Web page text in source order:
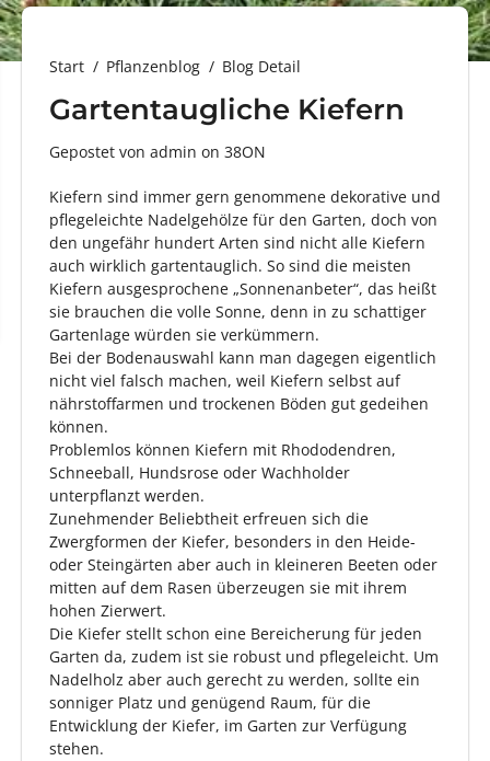
Start Pflanzenblog Blog Detail
Gartentaugliche Kiefern
Gepostet von admin on 38ON
Kiefern sind immer gern genommene dekorative und
pflegeleichte Nadelgehölze für den Garten, doch von
den ungefähr hundert Arten sind nicht alle Kiefern
auch wirklich gartentauglich. So sind die meisten
Kiefern ausgesprochene „Sonnenanbeter“, das heißt
sie brauchen die volle Sonne, denn in zu schattiger
Gartenlage würden sie verkümmern.
Bei der Bodenauswahl kann man dagegen eigentlich
nicht viel falsch machen, weil Kiefern selbst auf
nährstoffarmen und trockenen Böden gut gedeihen
können.
Problemlos können Kiefern mit Rhododendren,
Schneeball, Hundsrose oder Wachholder
unterpflanzt werden.
Zunehmender Beliebtheit erfreuen sich die
Zwergformen der Kiefer, besonders in den Heide-
oder Steingärten aber auch in kleineren Beeten oder
mitten auf dem Rasen überzeugen sie mit ihrem
hohen Zierwert.
Die Kiefer stellt schon eine Bereicherung für jeden
Garten da, zudem ist sie robust und pflegeleicht. Um
Nadelholz aber auch gerecht zu werden, sollte ein
sonniger Platz und genügend Raum, für die
Entwicklung der Kiefer, im Garten zur Verfügung
stehen.